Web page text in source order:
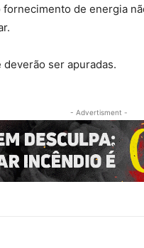
fornecimento de energia
ser apuradas.
- Advertisment -